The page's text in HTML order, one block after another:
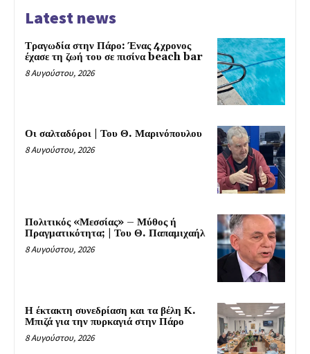
Latest news
Τραγωδία στην Πάρο: Ένας 4χρονος
έχασε τη ζωή του σε πισίνα beach bar
8 Αυγούστου, 2026
Οι σαλταδόροι | Του Θ. Μαρινόπουλου
8 Αυγούστου, 2026
Πολιτικός «Μεσσίας» – Μύθος ή
Πραγματικότητα; | Του Θ. Παπαμιχαήλ
8 Αυγούστου, 2026
Η έκτακτη συνεδρίαση και τα βέλη Κ.
Μπιζά για την πυρκαγιά στην Πάρο
8 Αυγούστου, 2026